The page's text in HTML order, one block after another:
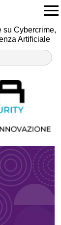
su Cybercrime,
Artificiale